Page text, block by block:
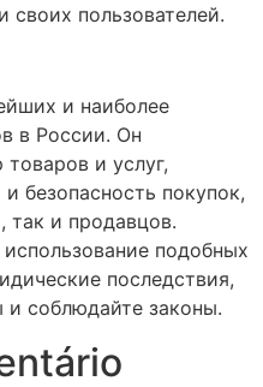
своих пользователей.
и наиболее
в России. Он
и услуг,
безопасность покупок,
так и продавцов.
подобных
последствия,
соблюдайте законы.